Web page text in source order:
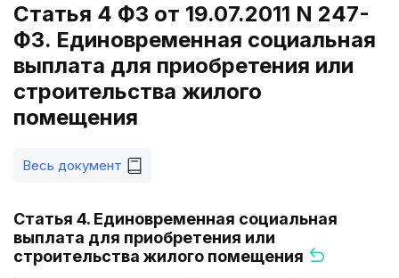
Статья 4 ФЗ от 19.07.2011 N 247-
ФЗ. Единовременная социальная
выплата для приобретения или
строительства жилого
помещения
Весь документ
Статья 4. Единовременная социальная
выплата для приобретения или
строительства жилого помещения